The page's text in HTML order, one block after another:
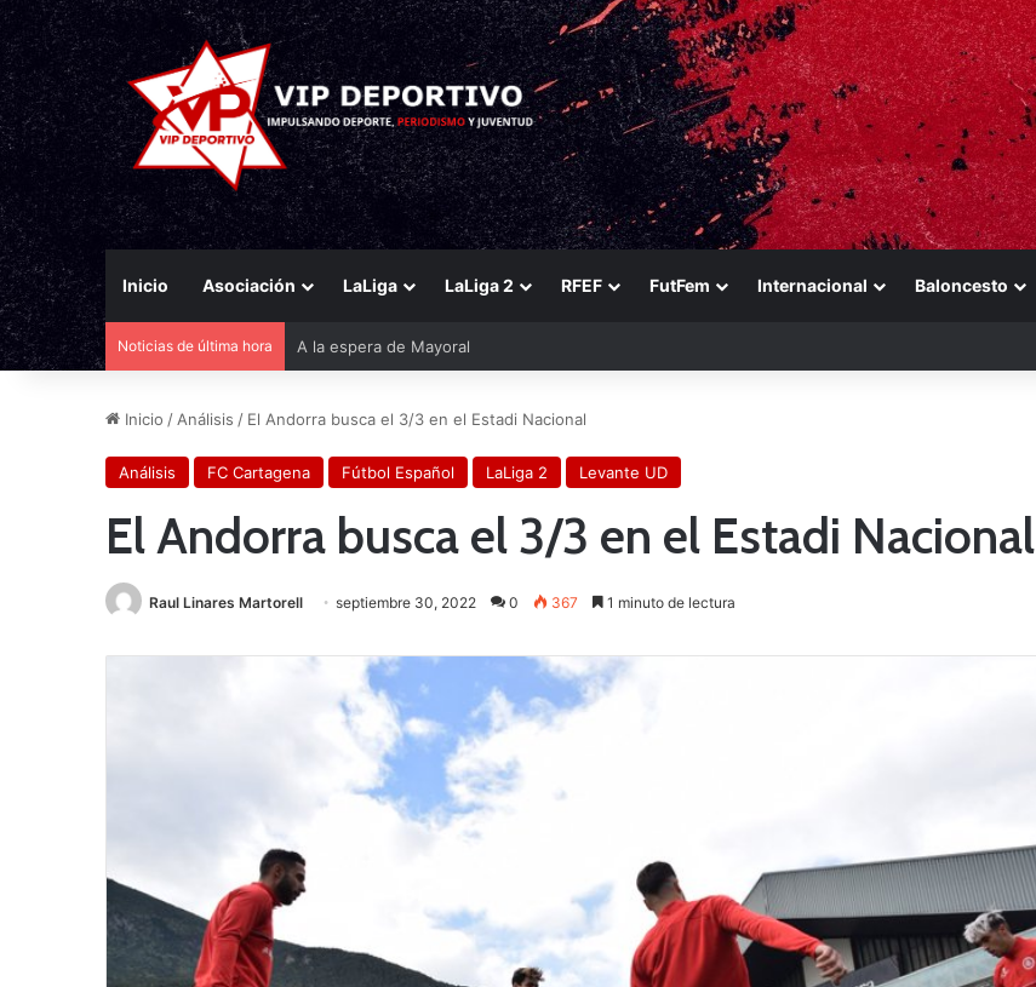
Inicio Asociación LaLiga LaLiga 2 RFEF FutFem Internacional Baloncesto
Noticias de última hora
Saba Sazonov: «Jugar en la Conference es muy importante para el equipo»
Inicio / Análisis / El Andorra busca el 3/3 en el Estadi Nacional
Análisis FC Cartagena Fútbol Español LaLiga 2 Levante UD
El Andorra busca el 3/3 en el Estadi Nacional
Raul Linares Martorell septiembre 30, 2022 0 367 1 minuto de lectura